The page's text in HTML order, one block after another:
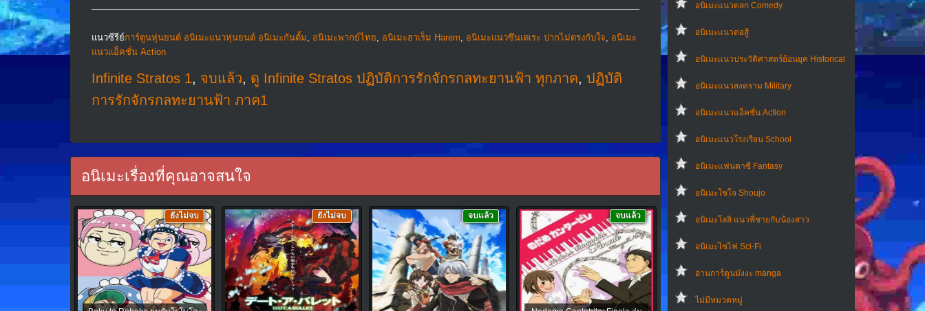
อนิเมะแนวตลก Comedy
อนิเมะแนวต่อสู้
อนิเมะแนวประวัติศาสตร์ย้อนยุค Historical
อนิเมะแนวสงคราม Military
อนิเมะแนวแอ็คชั่น Action
อนิเมะแนวโรงเรียน School
อนิเมะแฟนตาซี Fantasy
อนิเมะโชโจ Shoujo
อนิเมะโลลิ แนวพี่ชายกับน้องสาว
อนิเมะไซไฟ Sci-Fi
อ่านการ์ตูนมังงะ manga
ไม่มีหมวดหมู่
แนวซีรีย์การ์ตูนหุ่นยนต์ อนิเมะแนวหุ่นยนต์ อนิเมะกันดั้ม อนิเมะพากย์ไทย อนิเมะฮาเร็ม Harem อนิเมะแนวซึนเดเระ ปากไม่ตรงกับใจ
อนิเมะ
แนวแอ็คชั่น Action
Infinite Stratos 1, จบแล้ว, ดู Infinite Stratos ปฏิบัติการรักจักรกลทะยานฟ้า ทุกภาค, ปฏิบัติ
การรักจักรกลทะยานฟ้า ภาค1
อนิเมะเรื่องที่คุณอาจสนใจ
ยังไม่จบ ยังไม่จบ จบแล้ว จบแล้ว